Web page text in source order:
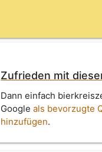
Zufrieden mit
Dann einfach
Googleals bevorzugte
hinzufügen.